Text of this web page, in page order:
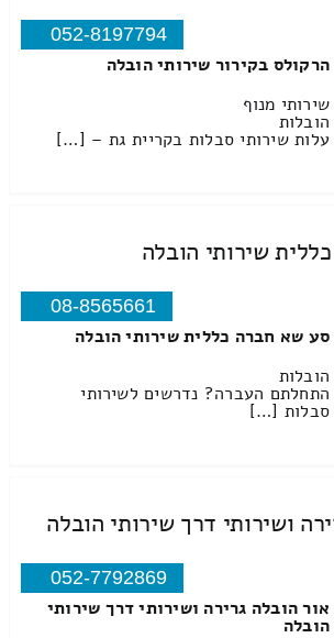
052-8197794
הרקולס בקירור שירותי הובלה
שירותי מנוף
הובלות
עלות שירותי סבלות בקריית גת – […]
שירותי הובלה
08-8565661
סע שא חברה כללית שירותי הובלה
הובלות
התחלתם העברה? נדרשים לשירותי
סבלות […]
ושירותי דרך שירותי הובלה
052-7792869
אור הובלה גרירה ושירותי דרך שירותי
הובלה